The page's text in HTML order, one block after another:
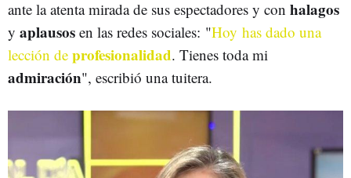
ante la atenta mirada de sus espectadores y con halagos
y aplausos en las redes sociales: "Hoy has dado una
lección de profesionalidad. Tienes toda mi
admiración", escribió una tuitera.